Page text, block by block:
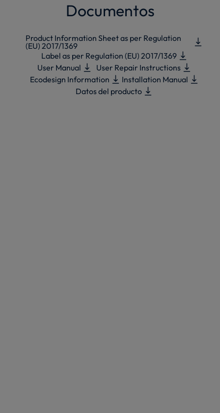
Documentos
Product Information Sheet as per Regulation
(EU) 2017/1369
Label as per Regulation (EU) 2017/1369
User Manual
User Repair Instructions
Ecodesign Information
Installation Manual
Datos del producto